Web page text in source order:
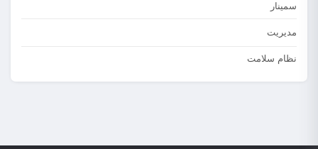
سمینار
مدیریت
نظام سلامت